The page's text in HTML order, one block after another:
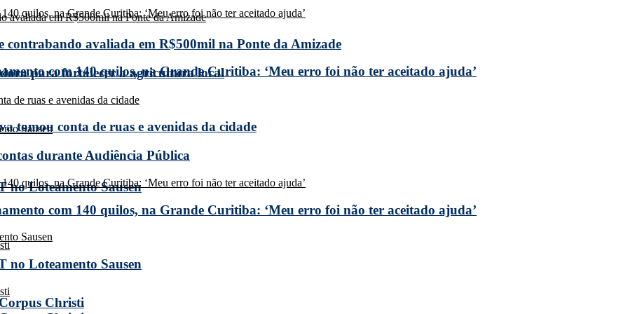
com 140 quilos, na Grande Curitiba: ‘Meu erro foi não ter aceitado ajuda’
no Loteamento Sausen
Christi
contrabando avaliada em R$500mil na Ponte da Amizade
para fortalecer a agricultura local
tomou conta de ruas e avenidas da cidade
durante Audiência Pública
com 140 quilos, na Grande Curitiba: ‘Meu erro foi não ter aceitado ajuda’
no Loteamento Sausen